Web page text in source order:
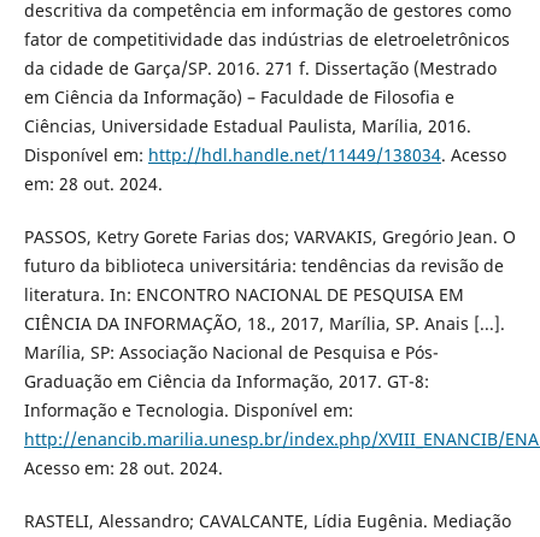
descritiva da competência em informação de gestores como
fator de competitividade das indústrias de eletroeletrônicos
da cidade de Garça/SP. 2016. 271 f. Dissertação (Mestrado
em Ciência da Informação) – Faculdade de Filosofia e
Ciências, Universidade Estadual Paulista, Marília, 2016.
Disponível em: http://hdl.handle.net/11449/138034. Acesso
em: 28 out. 2024.
PASSOS, Ketry Gorete Farias dos; VARVAKIS, Gregório Jean. O
futuro da biblioteca universitária: tendências da revisão de
literatura. In: ENCONTRO NACIONAL DE PESQUISA EM
CIÊNCIA DA INFORMAÇÃO, 18., 2017, Marília, SP. Anais [...].
Marília, SP: Associação Nacional de Pesquisa e Pós-
Graduação em Ciência da Informação, 2017. GT-8:
Informação e Tecnologia. Disponível em:
http://enancib.marilia.unesp.br/index.php/XVIII_ENANCIB/
Acesso em: 28 out. 2024.
RASTELI, Alessandro; CAVALCANTE, Lídia Eugênia. Mediação